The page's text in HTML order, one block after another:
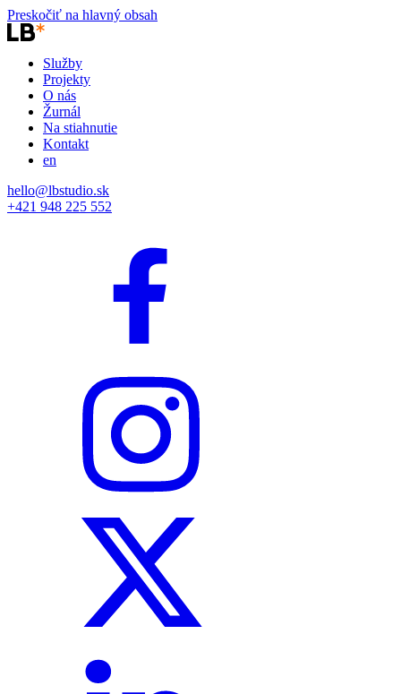
Preskočiť na hlavný obsah
Služby
Projekty
O nás
Žurnál
Na stiahnutie
Kontakt
en
hello@lbstudio.sk
+421 948 225 552